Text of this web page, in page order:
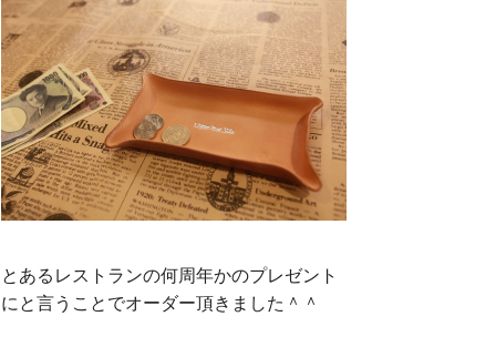
とあるレストランの何周年かのプレゼント
にと言うことでオーダー頂きました＾＾